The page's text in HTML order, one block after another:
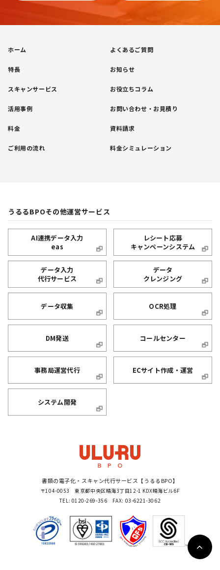
ホーム
特長
スキャンサービス
活用事例
料金
ご利用の流れ
よくあるご質問
お知らせ
お役立ちコラム
お問い合わせ・お見積り
資料請求
料金シミュレーション
うるるBPOその他運営サービス
AI連携データ入力
eas
レシート応募
キャンペーンシステム
データ入力
代行サービス
データ
クレンジング
データ収集 OCR処理
DM発送 コールセンター
事務局運営代行 ECサイト作成・運営
システム開発
書類の電子化・スキャン代行サービス【うるるBPO】
〒104-0053 東京都中央区晴海3丁目12-1 KDX晴海ビル6F
TEL: 0120-269-356 FAX: 03-6221-3062